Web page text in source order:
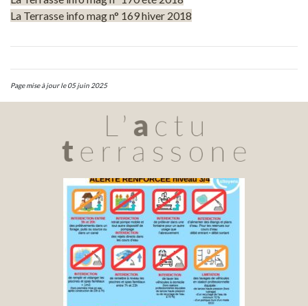
La Terrasse info mag n° 169 hiver 2018
Page mise à jour le 05 juin 2025